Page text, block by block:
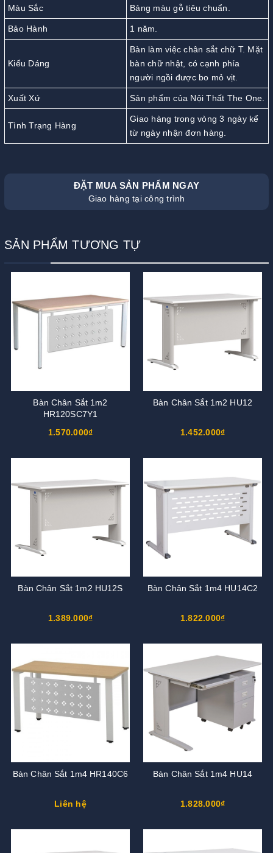
Màu Sắc Bảng màu gỗ tiêu chuẩn.
Bảo Hành 1 năm.
Kiểu Dáng
Bàn làm việc chân sắt chữ T. Mặt
bàn chữ nhật, có cạnh phía
người ngồi được bo mỏ vịt.
Xuất Xứ Sản phẩm của Nội Thất The One.
Tình Trạng Hàng
Giao hàng trong vòng 3 ngày kể
từ ngày nhận đơn hàng.
ĐẶT MUA SẢN PHẨM NGAY
Giao hàng tại công trình
SẢN PHẨM TƯƠNG TỰ
Bàn Chân Sắt 1m2
HR120SC7Y1
1.570.000₫
Bàn Chân Sắt 1m2 HU12
1.452.000₫
Bàn Chân Sắt 1m2 HU12S
1.389.000₫
Bàn Chân Sắt 1m4 HU14C2
1.822.000₫
Bàn Chân Sắt 1m4 HR140C6
Liên hệ
Bàn Chân Sắt 1m4 HU14
1.828.000₫